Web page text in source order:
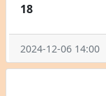
18
2024-12-06 14:00